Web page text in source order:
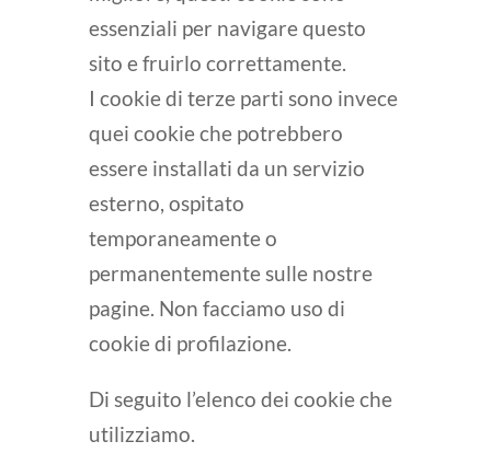
essenziali per navigare questo
sito e fruirlo correttamente.
I cookie di terze parti sono invece
quei cookie che potrebbero
essere installati da un servizio
esterno, ospitato
temporaneamente o
permanentemente sulle nostre
pagine. Non facciamo uso di
cookie di profilazione.
Di seguito l’elenco dei cookie che
utilizziamo.